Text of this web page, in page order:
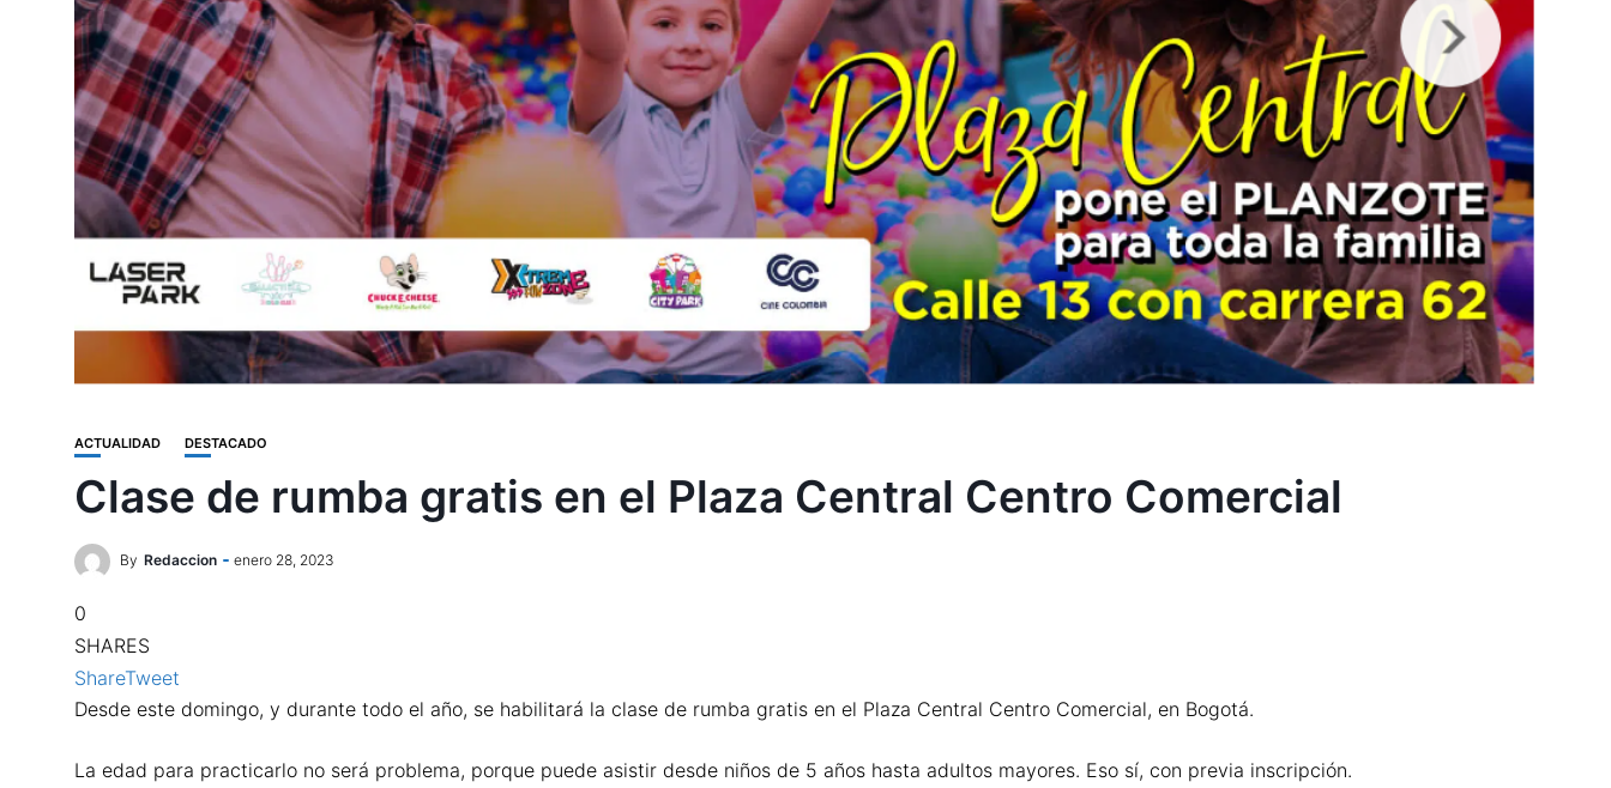
ACTUALIDAD DESTACADO
Clase de rumba gratis en el Plaza Central Centro Comercial
By Redaccion enero 28, 2023
0
SHARES
ShareTweet
Desde este domingo, y durante todo el año, se habilitará la clase de rumba gratis en el Plaza Central Centro Comercial, en Bogotá.
La edad para practicarlo no será problema, porque puede asistir desde niños de 5 años hasta adultos mayores. Eso sí, con previa inscripción.